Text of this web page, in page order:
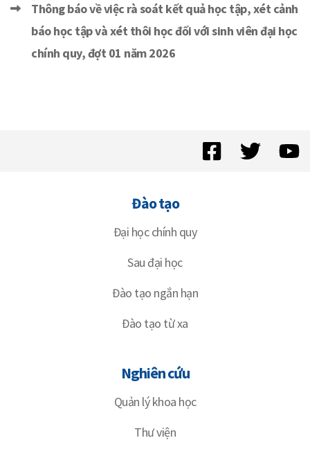
Thông báo về việc rà soát kết quả học tập, xét cảnh
báo học tập và xét thôi học đối với sinh viên đại học
chính quy, đợt 01 năm 2026
Đào tạo
Đại học chính quy
Sau đại học
Đào tạo ngắn hạn
Đào tạo từ xa
Nghiên cứu
Quản lý khoa học
Thư viện